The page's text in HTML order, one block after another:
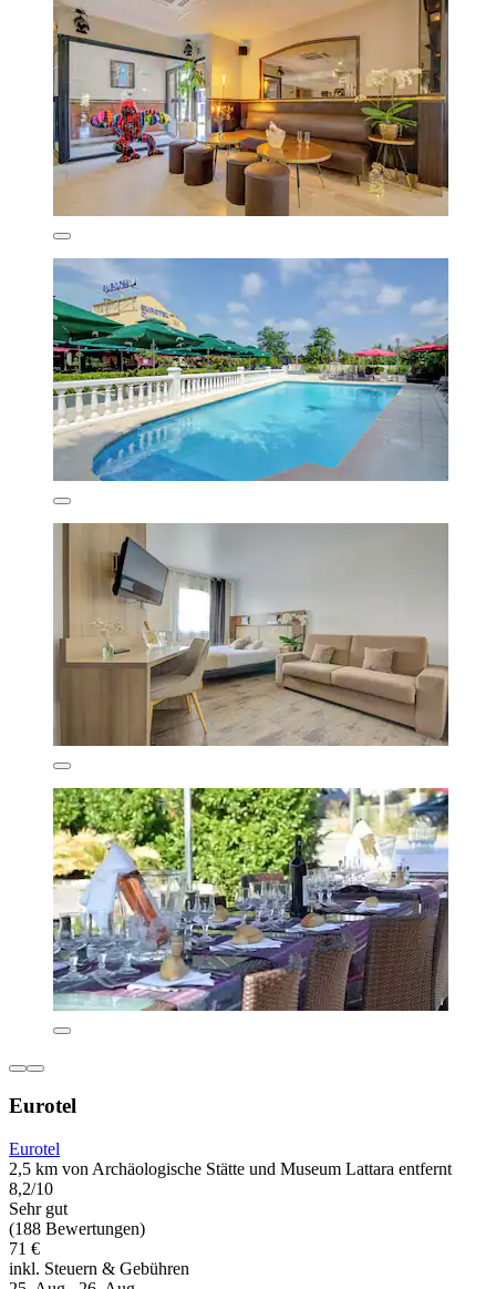
Eurotel
Eurotel
2,5 km von Archäologische Stätte und Museum Lattara entfernt
8,2/10
Sehr gut
(188 Bewertungen)
71 €
inkl. Steuern & Gebühren